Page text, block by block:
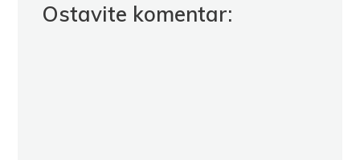
Ostavite komentar: